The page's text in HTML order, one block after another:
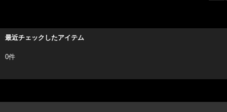
最近チェックしたアイテム
0件